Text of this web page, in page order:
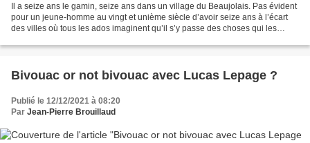
Il a seize ans le gamin, seize ans dans un village du Beaujolais. Pas évident
pour un jeune-homme au vingt et unième siècle d’avoir seize ans à l’écart
des villes où tous les ados imaginent qu’il s’y passe des choses qui les
Bivouac or not bivouac avec Lucas Lepage ?
Publié le 12/12/2021 à 08:20
Par Jean-Pierre Brouillaud